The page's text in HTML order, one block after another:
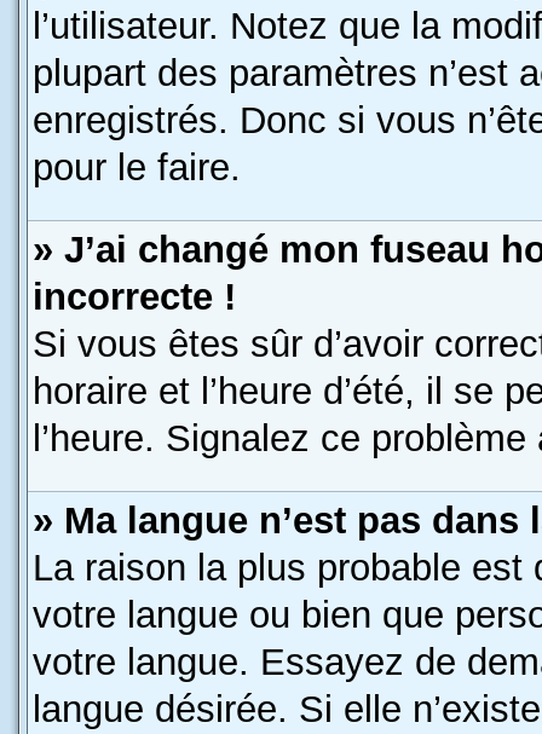
l’utilisateur. Notez que la
plupart des paramètres n’est
enregistrés. Donc si vous
pour le faire.
» J’ai changé mon fuseau
incorrecte !
Si vous êtes sûr d’avoir
horaire et l’heure d’été, il se
l’heure. Signalez ce problème
» Ma langue n’est pas dans
La raison la plus probable est
votre langue ou bien que
votre langue. Essayez de
langue désirée. Si elle